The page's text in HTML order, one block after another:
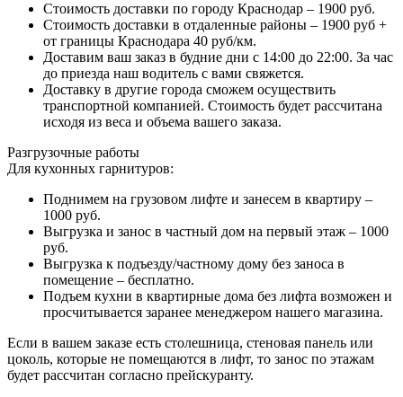
Стоимость доставки по городу Краснодар – 1900 руб.
Стоимость доставки в отдаленные районы – 1900 руб +
от границы Краснодара 40 руб/км.
Доставим ваш заказ в будние дни с 14:00 до 22:00. За час
до приезда наш водитель с вами свяжется.
Доставку в другие города сможем осуществить
транспортной компанией. Стоимость будет рассчитана
исходя из веса и объема вашего заказа.
Разгрузочные работы
Для кухонных гарнитуров:
Поднимем на грузовом лифте и занесем в квартиру –
1000 руб.
Выгрузка и занос в частный дом на первый этаж – 1000
руб.
Выгрузка к подъезду/частному дому без заноса в
помещение – бесплатно.
Подъем кухни в квартирные дома без лифта возможен и
просчитывается заранее менеджером нашего магазина.
Если в вашем заказе есть столешница, стеновая панель или
цоколь, которые не помещаются в лифт, то занос по этажам
будет рассчитан согласно прейскуранту.